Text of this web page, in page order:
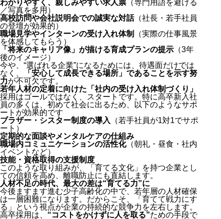
わかりやすく、親しみやすい求人票 （専門用語を避ける
／写真を多用）
高校訪問や会社説明会での誠実な対話（社長・若手社員
の登壇が効果的）
職場見学やインターンの受け入れ体制
（実際の仕事風景
を体感してもらう）
「将来のキャリア像」が描ける育成プランの提示 （3年
後のイメージ）
今や、“選ばれる企業”になるためには、待遇面だけでは
なく、
「安心して成長できる場所」であることを示す努
力が不可欠です。
若年人材の定着に向けた「社内の受け入れ体制づくり」
採用はゴールではなく、スタートです。特に高卒新入社
員の多くは、初めて社会に出るため、以下のようなサポ
ートが効果的です
ブラザー・シスター制度の導入
（若手社員が1対1でサポ
ート）
定期的な面談やメンタルケアの仕組み
職場内コミュニケーションの活性化（朝礼・昼食・社内
イベントなど）
技能・資格取得の支援制度
このような取り組みが、
「育てる文化」を持つ企業とし
ての信頼を高め、離職防止にも直結します。
人材不足の時代、最大の差は“育てる力”に
今後ますます進む少子高齢化の中で、若年層の人材確保
は一層困難になります。だからこそ、「育てて戦力にす
る」という視点が企業の持続的な競争力を左右します。
高卒採用は、 “コストをかけずに人を取る”ための手段で